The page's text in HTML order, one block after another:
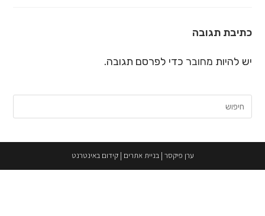
כתיבת תגובה
יש להיות מחובר כדי לפרסם תגובה.
ערן פיקסר |בניית אתרים |קידום באינטרנט